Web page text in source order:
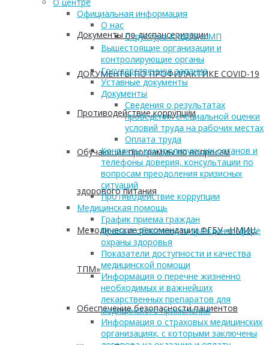
Документы по диспансеризации
ДОКУМЕНТЫ ПО ПРОФИЛАКТИКЕ COVID-19
Противодействие коррупции
Обучающие программы по вопросам
здорового питания
Методические рекомендации ФГБУ «НМИЦ
ТПМ»
Обеспечение безопасности пациентов
Официальная информация
О нас
Структура ККЦОЗ и МП
Вышестоящие организации и
контролирующие органы
Государственное задание
Уставные документы
Документы
Сведения о результатах
проведения специальной оценки
условий труда на рабочих местах
Оплата труда
Контакты контролирующих органов и
телефоны доверия, консультации по
вопросам преодоления кризисных
ситуаций
Противодействие коррупции
Медицинская помощь
График приема граждан
Права и обязанности граждан в сфере
охраны здоровья
Показатели доступности и качества
медицинской помощи
Информация о перечне жизненно
необходимых и важнейших
лекарственных препаратов для
медицинского применения
Информация о страховых медицинских
организациях, с которыми заключены